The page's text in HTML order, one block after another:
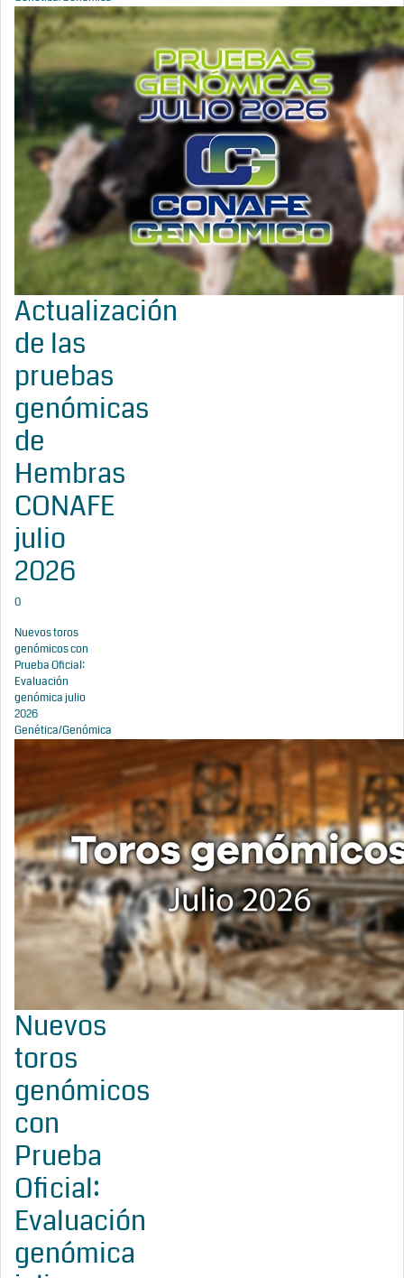
Actualización
de las
pruebas
genómicas
de
Hembras
CONAFE
julio
2026
0
Nuevos toros
genómicos con
Prueba Oficial:
Evaluación
genómica julio
2026
Genética/Genómica
Nuevos
toros
genómicos
con
Prueba
Oficial:
Evaluación
genómica